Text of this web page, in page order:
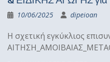
10/06/2025 dipeioan
Η σχετική εγκύκλιος